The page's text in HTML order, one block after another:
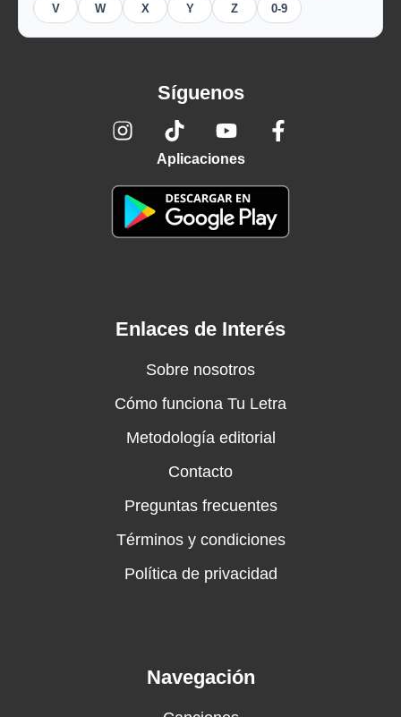
V W X Y Z 0-9
Síguenos
Aplicaciones
Enlaces de Interés
Sobre nosotros
Cómo funciona Tu Letra
Metodología editorial
Contacto
Preguntas frecuentes
Términos y condiciones
Política de privacidad
Navegación